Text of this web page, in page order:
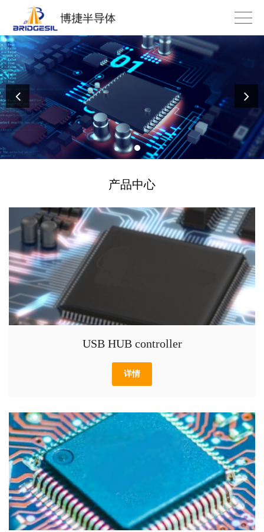
专注于USB等高速接口控制芯片领域
产品中心
USB HUB controller
详情